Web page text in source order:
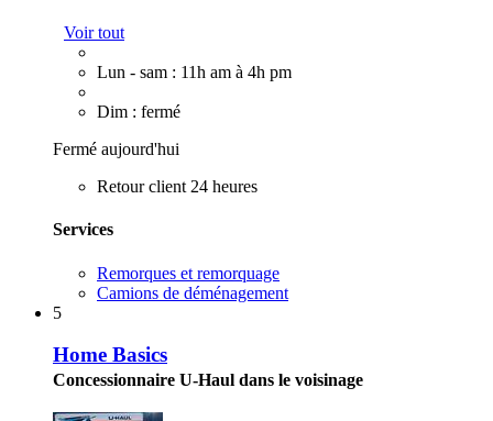
Voir tout
Lun - sam : 11h am à 4h pm
Dim : fermé
Fermé aujourd'hui
Retour client 24 heures
Services
Remorques et remorquage
Camions de déménagement
5
Home Basics
Concessionnaire U-Haul dans le voisinage